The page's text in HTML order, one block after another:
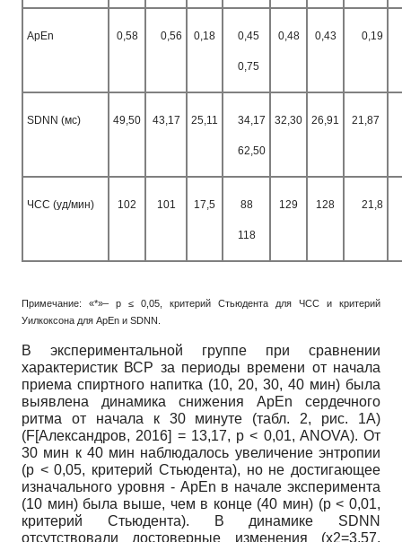
ApEn 0,58 0,56 0,18 0,45
0,75
0,48 0,43 0,19
SDNN (мс) 49,50 43,17 25,11 34,17
62,50
32,30 26,91 21,87
ЧСС (уд/мин) 102 101 17,5 88
118
129 128 21,8
Примечание: «*»– p ≤ 0,05, критерий Стьюдента для ЧСС и критерий
Уилкоксона для ApEn и SDNN.
В экспериментальной группе при сравнении
характеристик ВСР за периоды времени от начала
приема спиртного напитка (10, 20, 30, 40 мин) была
выявлена динамика снижения ApEn сердечного
ритма от начала к 30 минуте (табл. 2, рис. 1А)
(F[Александров, 2016] = 13,17, p < 0,01, ANOVA). От
30 мин к 40 мин наблюдалось увеличение энтропии
(р < 0,05, критерий Стьюдента), но не достигающее
изначального уровня - ApEn в начале эксперимента
(10 мин) была выше, чем в конце (40 мин) (p < 0,01,
критерий Стьюдента). В динамике SDNN
отсутствовали достоверные изменения (х2=3,57,